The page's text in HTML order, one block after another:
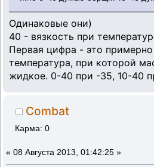
Одинаковые они)
40 - вязкость при
Первая цифра - это
температура, при которой
жидкое. 0-40 при -35, 10-40
Combat
Карма: 0
« 08 Августа 2013, 01:42:25 »